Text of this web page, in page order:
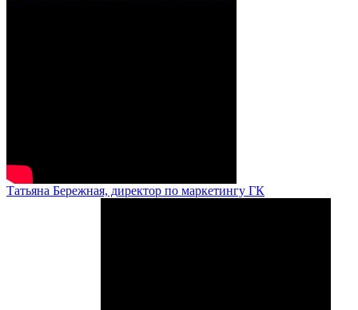
Татьяна Бережная, директор по маркетингу ГК